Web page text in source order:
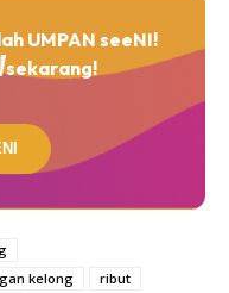
UMPAN seeNI!
sekarang!
kelong
ribut